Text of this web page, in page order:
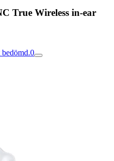
True Wireless in-ear
0